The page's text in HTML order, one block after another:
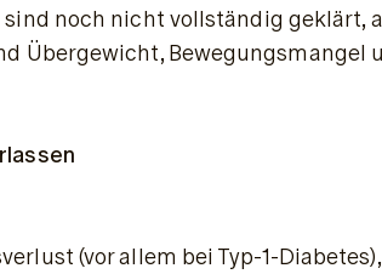
sind noch nicht vollständig
Übergewicht, Bewegungsmangel
(vor allem bei Typ-1-